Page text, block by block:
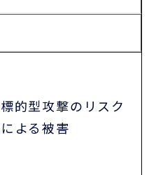
的型攻撃のリスク
よる被害